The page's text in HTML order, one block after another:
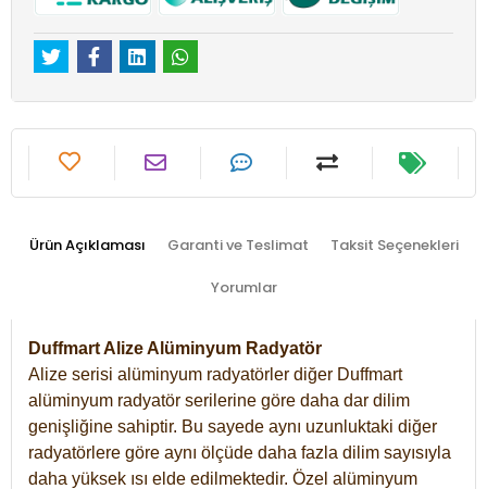
Ürün Açıklaması Garanti ve Teslimat Taksit Seçenekleri
Yorumlar
Duffmart Alize Alüminyum Radyatör
Alize serisi alüminyum radyatörler diğer Duffmart
alüminyum radyatör serilerine göre daha dar dilim
genişliğine sahiptir. Bu sayede aynı uzunluktaki diğer
radyatörlere göre aynı ölçüde daha fazla dilim sayısıyla
daha yüksek ısı elde edilmektedir. Özel alüminyum